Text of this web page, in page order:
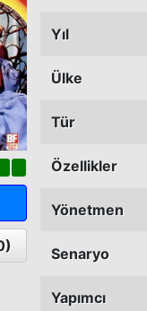
Yıl
Ülke
Tür
Özellikler
Yönetmen
Senaryo
Yapımcı